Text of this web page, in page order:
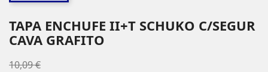
TAPA ENCHUFE II+T SCHUKO C/SEGUR
CAVA GRAFITO
10,09 €